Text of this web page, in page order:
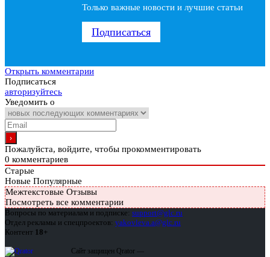
Только важные новости и лучшие статьи
Подписаться
Открыть комментарии
Подписаться
авторизуйтесь
Уведомить о
Пожалуйста, войдите, чтобы прокомментировать
0 комментариев
Старые
Новые Популярные
Межтекстовые Отзывы
Посмотреть все комментарии
Вопросы по материалам и подписке: support@glc.ru
Отдел рекламы и спецпроектов: yakovleva.a@glc.ru
Контент 18+
Сайт защищен Qrator —